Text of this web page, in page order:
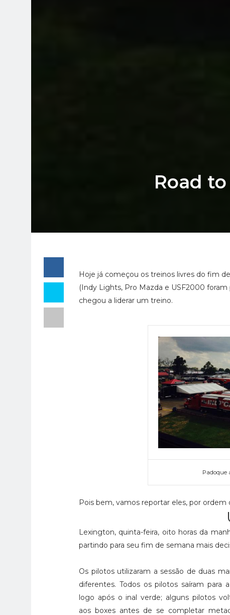
Road
Hoje já começou os treinos livres do fim
(Indy Lights, Pro Mazda e USF2000 foram
chegou a liderar um treino.
Padoque
Pois bem, vamos reportar eles, por ordem
Lexington, quinta-feira, oito horas da
partindo para seu fim de semana mais
Os pilotos utilizaram a sessão de duas
diferentes. Todos os pilotos saíram para
logo após o inal verde; alguns pilotos
aos boxes antes de se completar